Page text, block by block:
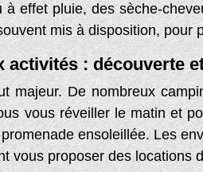
effet pluie, des sèche-
mis à disposition, pour
activités : découverte
majeur. De nombreux
vous réveiller le matin et
ensoleillée. Les
vous proposer des